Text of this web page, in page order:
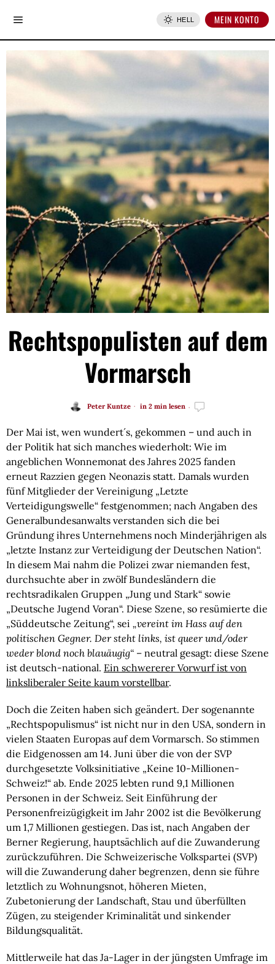
HELL MEIN KONTO
Rechtspopulisten auf dem
Vormarsch
Peter Kuntze in 2 min lesen
Der Mai ist, wen wundert´s, gekommen – und auch in
der Politik hat sich manches wiederholt: Wie im
angeblichen Wonnemonat des Jahres 2025 fanden
erneut Razzien gegen Neonazis statt. Damals wurden
fünf Mitglieder der Vereinigung „Letzte
Verteidigungswelle“ festgenommen; nach Angaben des
Generalbundesanwalts verstanden sich die bei
Gründung ihres Unternehmens noch Minderjährigen als
„letzte Instanz zur Verteidigung der Deutschen Nation“.
In diesem Mai nahm die Polizei zwar niemanden fest,
durchsuchte aber in zwölf Bundesländern die
rechtsradikalen Gruppen „Jung und Stark“ sowie
„Deutsche Jugend Voran“. Diese Szene, so resümierte die
„Süddeutsche Zeitung“, sei „vereint im Hass auf den
politischen Gegner. Der steht links, ist queer und/oder
weder blond noch blauäugig“ – neutral gesagt: diese Szene
ist deutsch-national. Ein schwererer Vorwurf ist von
linksliberaler Seite kaum vorstellbar.
Doch die Zeiten haben sich geändert. Der sogenannte
„Rechtspopulismus“ ist nicht nur in den USA, sondern in
vielen Staaten Europas auf dem Vormarsch. So stimmen
die Eidgenossen am 14. Juni über die von der SVP
durchgesetzte Volksinitiative „Keine 10-Millionen-
Schweiz!“ ab. Ende 2025 lebten rund 9,1 Millionen
Personen in der Schweiz. Seit Einführung der
Personenfreizügigkeit im Jahr 2002 ist die Bevölkerung
um 1,7 Millionen gestiegen. Das ist, nach Angaben der
Berner Regierung, hauptsächlich auf die Zuwanderung
zurückzuführen. Die Schweizerische Volkspartei (SVP)
will die Zuwanderung daher begrenzen, denn sie führe
letztlich zu Wohnungsnot, höheren Mieten,
Zubetonierung der Landschaft, Stau und überfüllten
Zügen, zu steigender Kriminalität und sinkender
Bildungsqualität.
Mittlerweile hat das Ja-Lager in der jüngsten Umfrage im